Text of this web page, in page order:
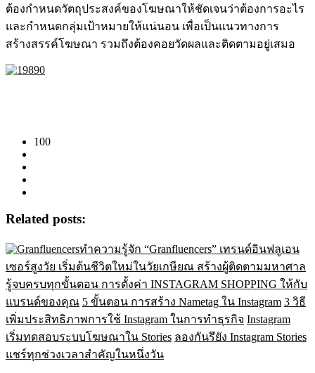
ต้องกำหนดวัตถุประสงค์ของโฆษณาให้ชัดเจนว่าต้องการอะไร
และกำหนดกลุ่มเป้าหมายให้แน่นอน เพื่อเป็นแนวทางการ
สร้างสรรค์โฆษณา รวมถึงต้องคอยวัดผลและติดตามอยู่เสมอ
100
Related posts:
ทำความรู้จัก “Granfluencers” เทรนด์อินฟลูเอน
เซอร์สูงวัย เริ่มต้นชีวิตใหม่ในวัยเกษียณ สร้างผู้ติดตามมหาศาล
รู้จบครบทุกขั้นตอน การตั้งค่า INSTAGRAM SHOPPING ให้กับ
แบรนด์ของคุณ 5 ขั้นตอน การสร้าง Nametag ใน Instagram 3 วิธี
เพิ่มประสิทธิภาพการใช้ Instagram ในการทำธุรกิจ Instagram
เริ่มทดสอบระบบโฆษณาใน Stories ลองกันรึยัง Instagram Stories
แชร์ทุกช่วงเวลาสำคัญในหนึ่งวัน